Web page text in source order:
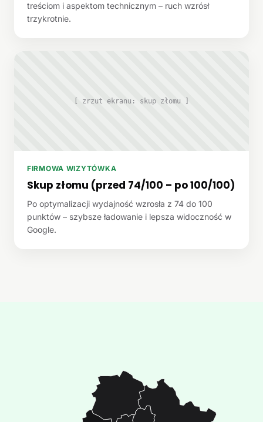
treściom i aspektom technicznym – ruch wzrósł
trzykrotnie.
[ zrzut ekranu: skup złomu ]
FIRMOWA WIZYTÓWKA
Skup złomu (przed 74/100 – po 100/100)
Po optymalizacji wydajność wzrosła z 74 do 100
punktów – szybsze ładowanie i lepsza widoczność w
Google.